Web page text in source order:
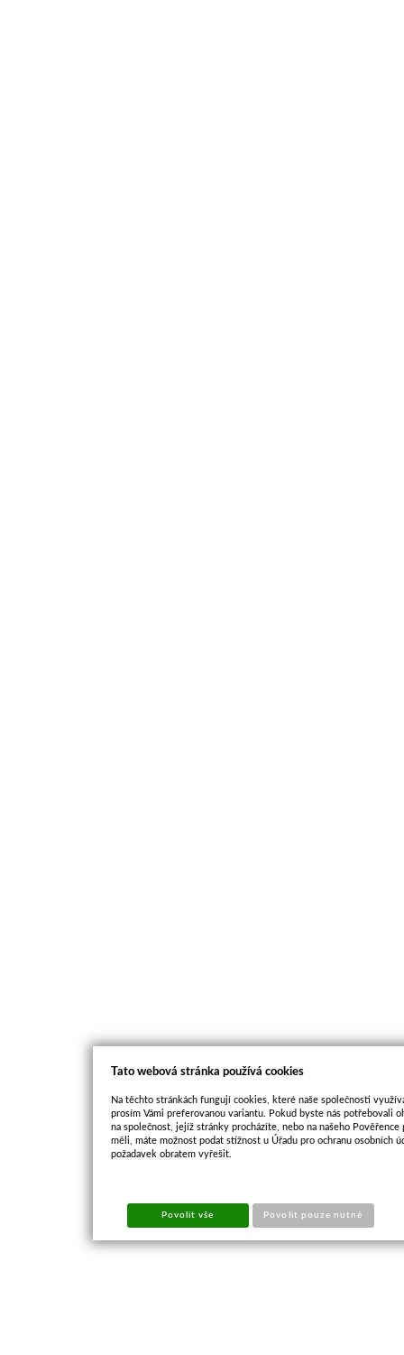
Tato webová stránka používá cookies
Na těchto stránkách fungují cookies, které naše společnosti
prosím Vámi preferovanou variantu. Pokud byste nás potřebovali
na společnost, jejíž stránky procházíte, nebo na našeho
měli, máte možnost podat stížnost u Úřadu pro ochranu osobních
požadavek obratem vyřešit.
Povolit vše Povolit pouze nutné